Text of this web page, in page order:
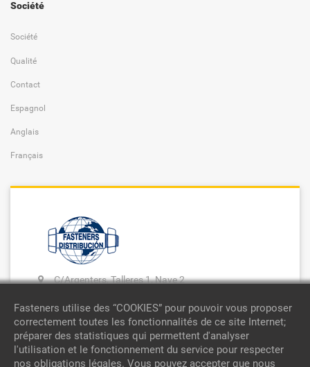
Société
Société
Qualité
Contact
Espagnol
Anglais
Français
C/Argenters, Talleres 1, Nave 2
08130 STA. PERPETUA MOGODA
BARCELONA-ESPAÑA
93 729 09 12
Fasteners utilise des “COOKIES” pour pouvoir vous proposer
correctement toutes les fonctionnalités de ce site Internet;
préparer des statistiques qui permettent d'analyser
l'utilisation et le fonctionnement du service pour respecter
nos obligations légales. Vous pouvez accepter que nous